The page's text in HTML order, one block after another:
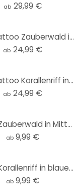
ab 29,99 €
Wandtattoo Zauberwald in Mitternachtsblau - DigitalArtsi - Rund
ab 24,99 €
Wandtattoo Korallenriff in blauer Lagune - DigitalArtsi - Rund
ab 24,99 €
Poster Zauberwald in Mitternachtsblau - DigitalArtsi
ab 9,99 €
Poster Korallenriff in blauer Lagune - DigitalArtsi
ab 9,99 €